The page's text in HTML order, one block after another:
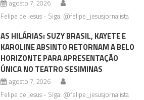
agosto 7, 2026
Felipe de Jesus - Siga: @felipe_jesusjornalista
AS HILÁRIAS: SUZY BRASIL, KAYETE E
KAROLINE ABSINTO RETORNAM A BELO
HORIZONTE PARA APRESENTAÇÃO
ÚNICA NO TEATRO SESIMINAS
agosto 7, 2026
Felipe de Jesus - Siga: @felipe_jesusjornalista